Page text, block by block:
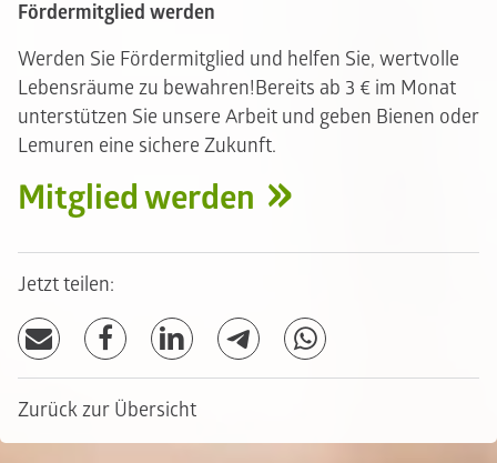
Fördermitglied werden
Werden Sie Fördermitglied und helfen Sie, wertvolle
Lebensräume zu bewahren!Bereits ab 3 € im Monat
unterstützen Sie unsere Arbeit und geben Bienen oder
Lemuren eine sichere Zukunft.
Mitglied werden
Jetzt teilen:
Zurück zur Übersicht